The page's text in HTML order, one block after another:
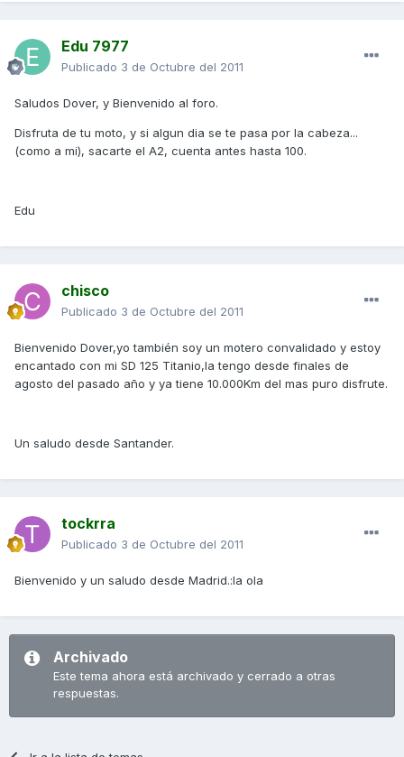
Edu 7977
Publicado 3 de Octubre del 2011
Saludos Dover, y Bienvenido al foro.
Disfruta de tu moto, y si algun dia se te pasa por la cabeza...
(como a mi), sacarte el A2, cuenta antes hasta 100.
Edu
chisco
Publicado 3 de Octubre del 2011
Bienvenido Dover,yo también soy un motero convalidado y estoy
encantado con mi SD 125 Titanio,la tengo desde finales de
agosto del pasado año y ya tiene 10.000Km del mas puro disfrute.
Un saludo desde Santander.
tockrra
Publicado 3 de Octubre del 2011
Bienvenido y un saludo desde Madrid.:la ola
Archivado
Este tema ahora está archivado y cerrado a otras
respuestas.